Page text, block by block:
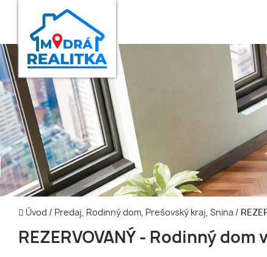
Úvod / Predaj, Rodinný dom, Prešovský kraj, Snina /
REZERVOVANÝ - Rodinný dom